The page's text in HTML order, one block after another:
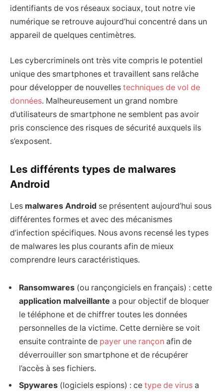
identifiants de vos réseaux sociaux, tout notre vie
numérique se retrouve aujourd’hui concentré dans un
appareil de quelques centimètres.
Les cybercriminels ont très vite compris le potentiel
unique des smartphones et travaillent sans relâche
pour développer de nouvelles techniques de vol de
données. Malheureusement un grand nombre
d’utilisateurs de smartphone ne semblent pas avoir
pris conscience des risques de sécurité auxquels ils
s’exposent.
Les différents types de malwares
Android
Les malwares Android se présentent aujourd’hui sous
différentes formes et avec des mécanismes
d’infection spécifiques. Nous avons recensé les types
de malwares les plus courants afin de mieux
comprendre leurs caractéristiques.
Ransomwares (ou rançongiciels en français) : cette
application malveillante a pour objectif de bloquer
le téléphone et de chiffrer toutes les données
personnelles de la victime. Cette dernière se voit
ensuite contrainte de payer une rançon afin de
déverrouiller son smartphone et de récupérer
l’accès à ses fichiers.
Spywares (logiciels espions) : ce type de virus a